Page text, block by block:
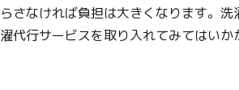
らさなければ負担は大きくなります。
濯代行サービスを取り入れてみてはいか